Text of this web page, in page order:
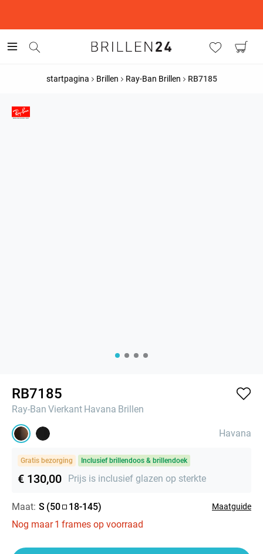
startpagina Brillen Ray-Ban Brillen RB7185
RB7185
Ray-Ban Vierkant Havana Brillen
Havana
Gratis bezorging Inclusief brillendoos & brillendoek
€ 130,00 Prijs is inclusief glazen op sterkte
Maat: S (50 18-145) Maatguide
Nog maar 1 frames op voorraad